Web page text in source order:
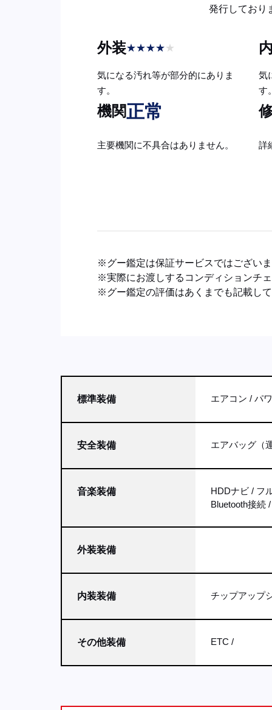
発行しており
外装★★★★★
気になる汚れ等が部分的にありま
す。
気
す
機関正常
主要機関に不具合はありません。 詳
※グー鑑定は保証サービスではござい
※実際にお渡しするコンディションチ
※グー鑑定の評価はあくまでも記載し
標準装備 エアコン パ
安全装備 エアバッグ（
音楽装備 HDDナビ
フ
Bluetooth接続
外装装備
内装装備 チップアップ
その他装備 ETC